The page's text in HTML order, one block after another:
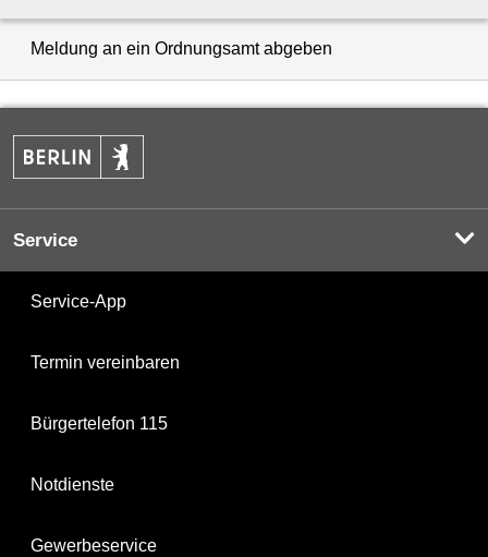
Meldung an ein Ordnungsamt abgeben
Service
Service-App
Termin vereinbaren
Bürgertelefon 115
Notdienste
Gewerbeservice